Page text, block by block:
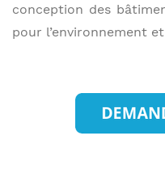
conception des
pour l’environnement et